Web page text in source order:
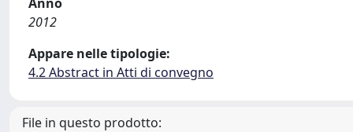
2012
Appare nelle tipologie:
4.2 Abstract in Atti di convegno
File in questo prodotto: